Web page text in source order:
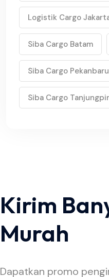
Logistik Cargo
Siba Cargo Batam
Siba Cargo Pekanbaru
Siba Cargo
Kirim
Murah
Dapatkan promo